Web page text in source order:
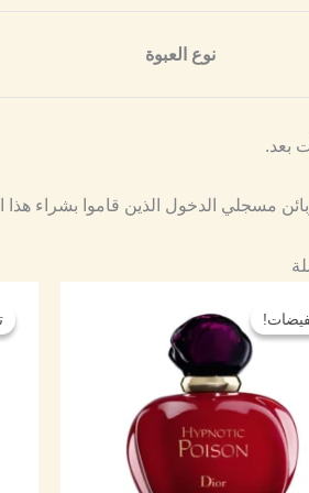
نوع العبوة
بعد.
مسجلي الدخول الذين قاموا بشراء هذا
من
خلال
⁦ر.س 75⁩